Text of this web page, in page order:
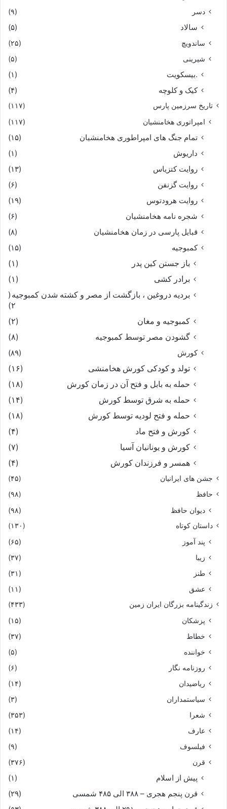
ز دیده ببارید خونابه شاه
چنین گفت با مهتران سپاه‏
که هر کس که این را فرامش کند
همى جان بیدار خامش کند
همه یک بیک دل پر از کین کنید
سپر بستر و تیغ بالین کنید
بایران سپه رزم و کین آوریم
بنیزه خور اندر زمین آوریم‏
نباید چنین کردن اندیشه پست‏
بر آراست بر هر سوى تاختن
به ایرانیان بر شد آن کار سخت‏
ز باران هوا خشک شد هفت سال
دگرگونه شد بخت و برگشت حال‏
شد از رنج و سختى جهان پر نیاز
بر آمد برین روزگار دراز
دسر (۹)
سالاد (۵)
ساندویچ
(۲۵)
شیرینی
(۵)
.بیسکویت
(۱)
کیک و کلوچه
(۴)
تاریخ سرزمین پارس (۱۱۷)
امپراتوری هخامنشیان (۱۱۷)
تمام جنگ های امپراطوری هخامنشیان
(۱۵)
داریوش
(۱)
روایت کتزیاس
(۱۳)
روایت گزنفن
(۶)
روایت هرودتوس
(۱۹)
شجره نامه هخامنشیان
(۶)
قبایل پارسی در زمان هخامنشیان
(۸)
کمبوجیه
(۱۵)
باز جستن کین پدر
(۱)
برادر کشی
(۱)
بردیه دروغین ، بازگشت از مصر و کشته شدن کمبوجیه (
۲)
کمبوجیه و مغان
(۲)
گشودن مصر توسط کمبوجیه
(۸)
کورش
(۸۹)
تولد و کودکی کورش هخامنشی
(۱۶)
حمله به بابل و فتح آن در زمان کورش
(۱۸)
حمله به شرق توسط کورش
(۱۴)
حمله و فتح لودیه توسط کورش
(۱۸)
کورش و فتح ماد
(۴)
کورش و یونانیان آسیا
(۷)
همسر و فرزندان کورش
(۴)
جشن های ایرانیان
(۴۵)
حافظ
(۹۸)
دیوان حافظ (۹۸)
داستان کوتاه (۱۳۰)
پند آموز
(۶۵)
زیبا
(۳۷)
طنز
(۳۱)
عشق
(۱۱)
زندگینامه بزرگان ایران زمین (۴۳۳)
پزشکان
(۱۵)
خطاط
(۳۷)
خواننده
(۵)
روزنامه نگار
(۶)
ریاضیدان
(۱۴)
سیاستمداران
(۳)
شعرا
(۳۵۳)
عارف
(۱۴)
فیلسوف
(۹)
قرن
(۳۷۶)
پیش از اسلام
(۱)
قرن پنجم هجری – ۳۸۸ الی ۴۸۵ شمسی
(۲۹)